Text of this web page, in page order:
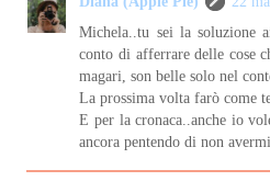
Michela..tu sei la
conto di afferrare delle cose
magari, son belle solo nel
La prossima volta farò come
E per la cronaca..anche io
ancora pentendo di non